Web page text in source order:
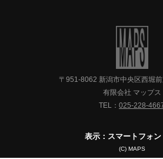
〒951-8062 新潟市中央区西堀
有限会社 マップス
TEL： 025-228-
表示：スマートフォン
(C) MAPS